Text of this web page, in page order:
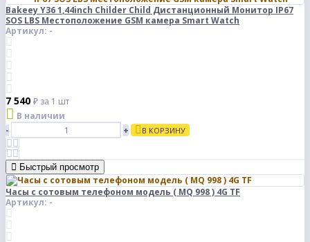
Bakeey Y36 1,44inch Childer Child Дистанционный Монитор IP67
SOS LBS Местоположение GSM камера Smart Watch
Артикул: -
7 540 ₽ за 1 шт
В наличии
-
+ В КОРЗИНУ
Быстрый просмотр
Часы с сотовым телефоном модель ( MQ 998 ) 4G TF
Артикул: -